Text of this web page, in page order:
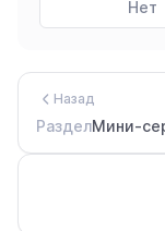
Нет
Назад
РазделМини-